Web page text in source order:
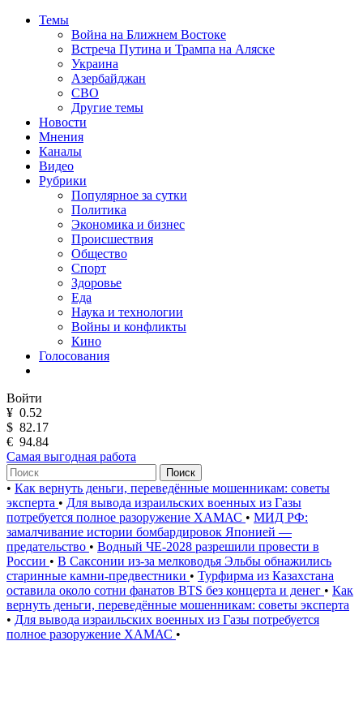
Темы
Война на Ближнем Востоке
Встреча Путина и Трампа на Аляске
Украина
Азербайджан
СВО
Другие темы
Новости
Мнения
Каналы
Видео
Рубрики
Популярное за сутки
Политика
Экономика и бизнес
Происшествия
Общество
Спорт
Здоровье
Еда
Наука и технологии
Войны и конфликты
Кино
Голосования
Войти
¥ 0.52
$ 82.17
€ 94.84
Самая выгодная работа
Поиск
• Как вернуть деньги, переведённые мошенникам: советы
эксперта • Для вывода израильских военных из Газы
потребуется полное разоружение ХАМАС • МИД РФ:
замалчивание истории бомбардировок Японией —
предательство • Водный ЧЕ-2028 разрешили провести в
России • В Саксонии из-за мелководья Эльбы обнажились
старинные камни-предвестники • Турфирма из Казахстана
оставила около сотни фанатов BTS без концерта и денег • Как
вернуть деньги, переведённые мошенникам: советы эксперта
• Для вывода израильских военных из Газы потребуется
полное разоружение ХАМАС •